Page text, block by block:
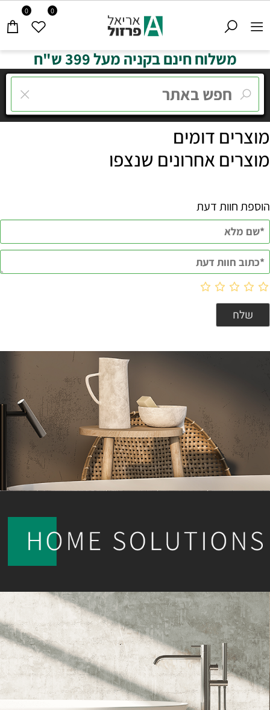
0 0
משלוח חינם בקניה מעל 399 ש"ח
מוצרים דומים
מוצרים אחרונים שנצפו
הוספת חוות דעת